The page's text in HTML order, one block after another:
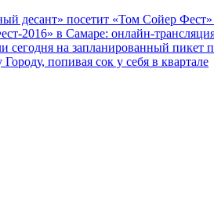
десант» посетит «Том Сойер
2016» в Самаре: онлайн-
на запланированный пикет
попивая сок у себя в квартале